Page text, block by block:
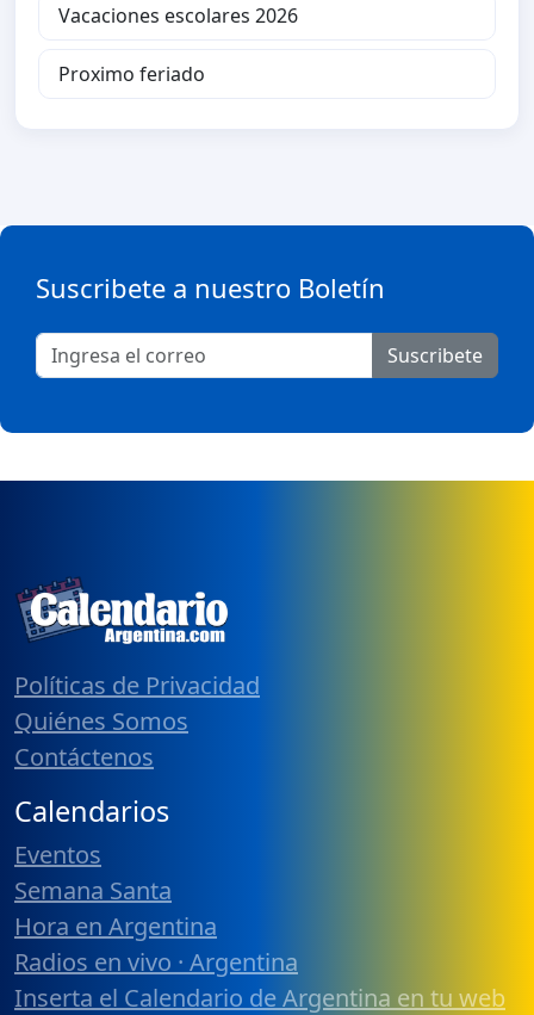
Vacaciones escolares 2026
Proximo feriado
Suscribete a nuestro Boletín
Suscribete
Políticas de Privacidad
Quiénes Somos
Contáctenos
Calendarios
Eventos
Semana Santa
Hora en Argentina
Radios en vivo · Argentina
Inserta el Calendario de Argentina en tu web